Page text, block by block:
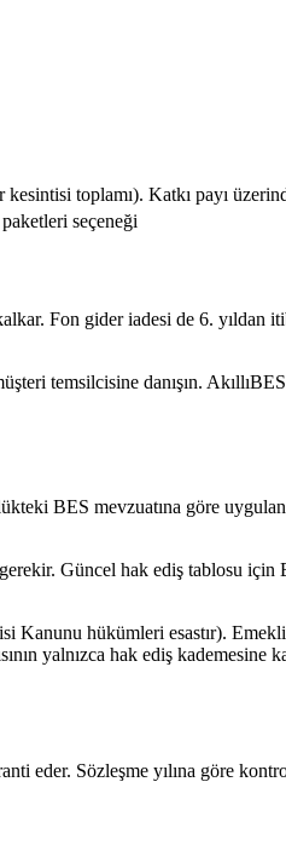
toplamı). Katkı payı
seçeneği
kalkar. Fon gider iadesi de 6.
temsilcisine danışın.
BES mevzuatına göre
Güncel hak ediş tablosu
hükümleri esastır).
yalnızca hak ediş kademesine
eder. Sözleşme yılına göre